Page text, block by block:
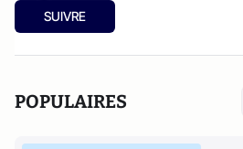
SUIVRE
POPULAIRES